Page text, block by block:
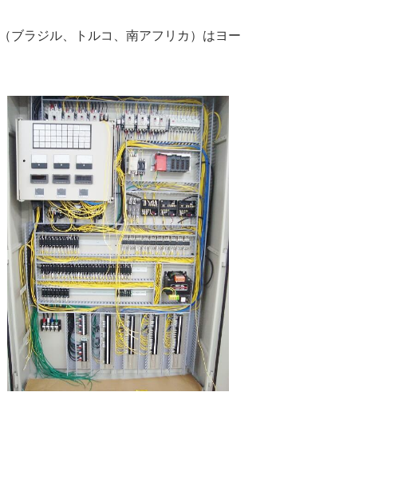
ブラジル、トルコ、南アフリカ）はヨー